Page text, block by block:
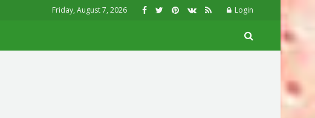
Friday, August 7, 2026 Login